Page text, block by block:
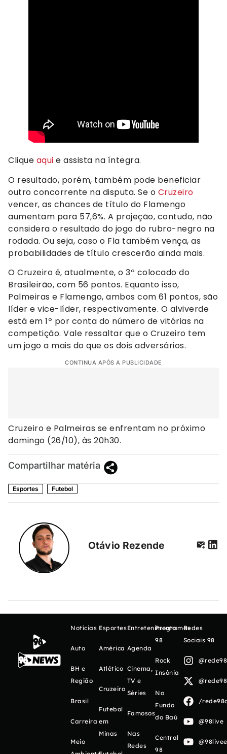
Clique aqui e assista na íntegra.
O resultado, porém, também pode beneficiar
outro concorrente na disputa. Se o Cruzeiro
vencer, as chances de título do Flamengo
aumentam para 57,6%. A projeção, contudo, não
considera o resultado do jogo do rubro-negro na
rodada. Ou seja, caso o Fla também vença, as
probabilidades de título crescerão ainda mais.
O Cruzeiro é, atualmente, o 3º colocado do
Brasileirão, com 56 pontos. Equanto isso,
Palmeiras e Flamengo, ambos com 61 pontos, são
líder e vice-líder, respectivamente. O alviverde
está em 1º por conta do número de vitórias na
competição. Vale ressaltar que o Cruzeiro tem
um jogo a mais do que os dois adversários.
CONTINUA APÓS A PUBLICIDADE
Cruzeiro e Palmeiras se enfrentam no próximo
domingo (26/10), às 20h30.
Compartilhar matéria
Esportes Futebol
Otávio Rezende
Notícias
Auto
BH e
Região
Brasil
Carreira
Meio
Esportes
América
Atlético
Cruzeiro
Futebol
em
Minas
Entretenimento
Agenda
Cinema,
TV e
Séries
Famosos
Nas
Redes
Programas
98
Rock
Insônia
No
Fundo
do Baú
Central
98
Redes
Sociais 98
/
@98live